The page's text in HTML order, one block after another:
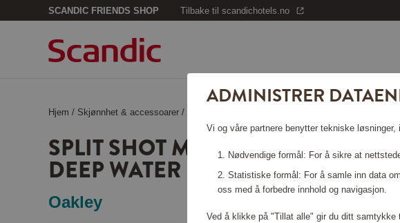
SCANDIC FRIENDS SHOP Tilbake til scandichotels.no
Hjem / Skjønnhet & accessoarer /
SPLIT SHOT MATTE BLACK PRIZM
DEEP WATER POL
Oakley
ADMINISTRER
Vi og våre partnere benytter tekniske
Nødvendige formål: For å sikre at
Statistiske formål: For å samle inn data
oss med å forbedre innhold og navigasjon.
Ved å klikke på "Tillat alle" gir du ditt